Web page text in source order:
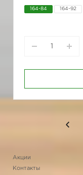
164-84 164-92
Акции
Контакты